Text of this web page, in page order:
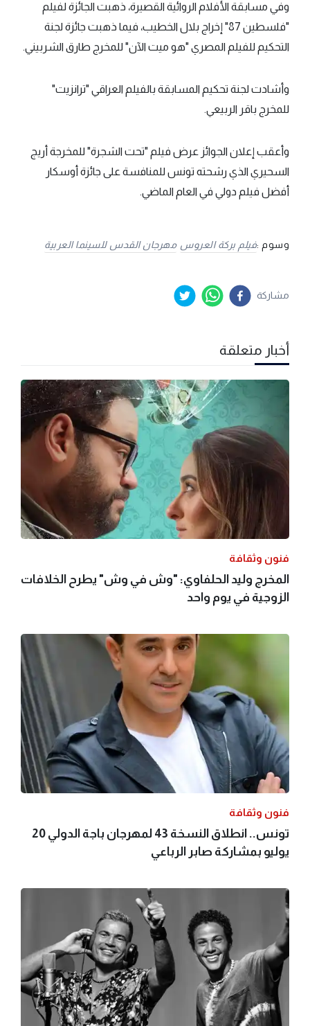
وفي مسابقة الأفلام الروائية القصيرة، ذهبت الجائزة لفيلم
"فلسطين 87" إخراج بلال الخطيب، فيما ذهبت جائزة لجنة
التحكيم للفيلم المصري "هو ميت الآن" للمخرج طارق الشربيني.
وأشادت لجنة تحكيم المسابقة بالفيلم العراقي "ترانزيت"
للمخرج باقر الربيعي.
وأعقب إعلان الجوائز عرض فيلم "تحت الشجرة" للمخرجة أريج
السحيري الذي رشحته تونس للمنافسة على جائزة أوسكار
أفضل فيلم دولي في العام الماضي.
وسوم :فيلم بركة العروس مهرجان القدس للسينما العربية
مشاركة
أخبار متعلقة
فنون وثقافة
المخرج وليد الحلفاوي: "وش في وش" يطرح الخلافات
الزوجية في يوم واحد
فنون وثقافة
تونس.. انطلاق النسخة 43 لمهرجان باجة الدولي 20
يوليو بمشاركة صابر الرباعي